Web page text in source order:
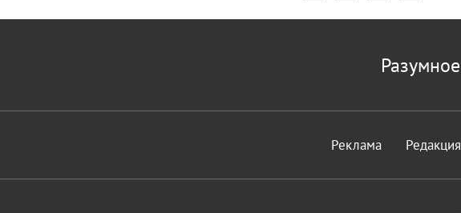
Разумное
Реклама Редакция